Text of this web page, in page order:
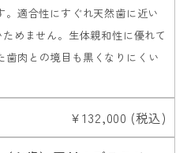
。適合性にすぐれ天然歯に近い
めません。生体親和性に優れて
歯肉との境目も黒くなりにくい
￥132,000 (税込)